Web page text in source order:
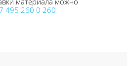
495 260 0 260